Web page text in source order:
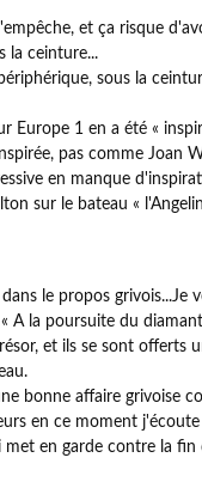
et ça risque
la ceinture...
sous la
Europe 1 en a été «
pas comme Joan
en manque
sur le bateau «
le propos grivois...Je
A la poursuite du
et ils se sont offerts
bonne affaire grivoise
en ce moment
en garde contre la fin